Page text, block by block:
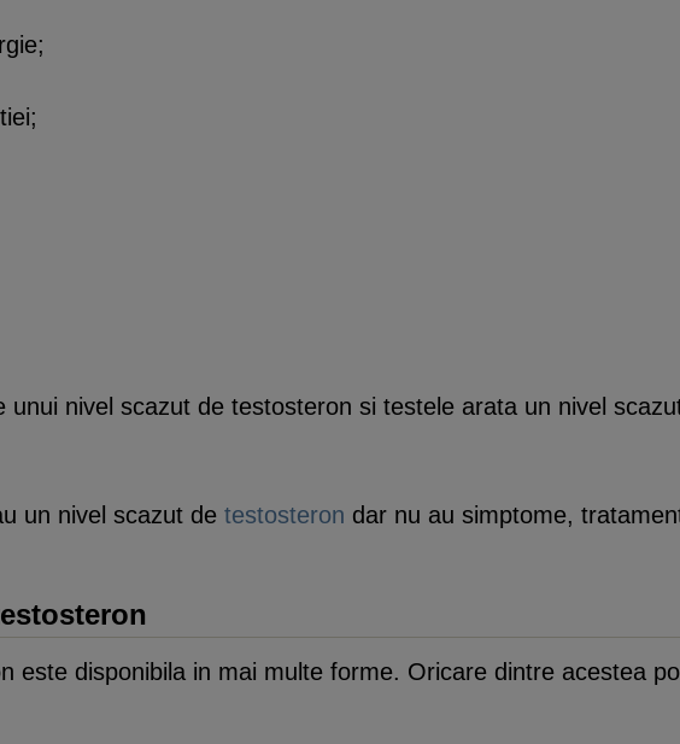
unui nivel scazut de testosteron si testele arata un nivel
un nivel scazut de testosteron dar nu au simptome,
este disponibila in mai multe forme. Oricare dintre acestea